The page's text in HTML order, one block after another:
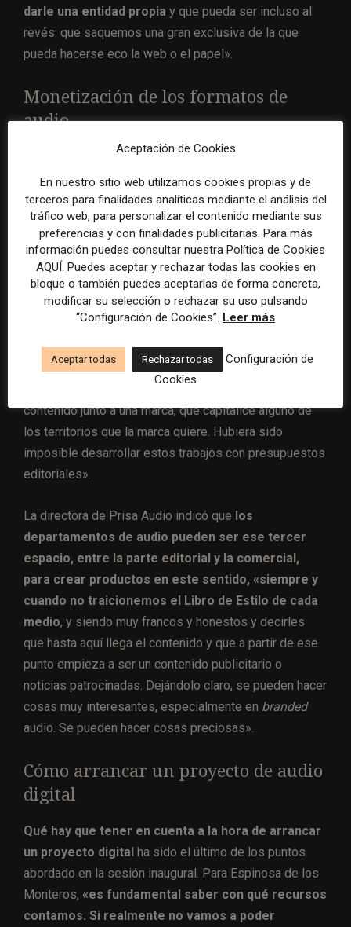
darle una entidad propia y que pueda ser incluso al
revés: que saquemos una gran exclusiva de la que
pueda hacerse eco la web o el papel».
Monetización de los formatos de
audio
La cruz de la moneda en lo que es la expansión del
audio no lineal es la monetización.Aún es complicado
para muchos medios obtener patrocinadores o
anuncios o, en definitiva, comercializar el formato
de audio.
Para Espinosa de los Monteros, no obstante, «muchas
marcas empiezan a entender que el audio es la tercera
revolución de internet, después del texto y las
imágenes. Por ejemplo, en Podium Podcast
desarrollamos toda una línea deaudiobranding
contenido junto a una marca, que capitalice alguno de
los territorios que la marca quiere. Hubiera sido
imposible desarrollar estos trabajos con presupuestos
editoriales».
La directora de Prisa Audio indicó que los
departamentos de audio pueden ser ese tercer
espacio, entre la parte editorial y la comercial,
para crear productos en este sentido, «siempre y
cuando no traicionemos el Libro de Estilo de cada
medio, y siendo muy francos y honestos y decirles
que hasta aquí llega el contenido y que a partir de ese
punto empieza a ser un contenido publicitario o
noticias patrocinadas. Dejándolo claro, se pueden hacer
cosas muy interesantes, especialmente en branded
audio. Se pueden hacer cosas preciosas».
Cómo arrancar un proyecto de audio
digital
Qué hay que tener en cuenta a la hora de arrancar
un proyecto digital ha sido el último de los puntos
abordado en la sesión inaugural. Para Espinosa de los
Monteros, «es fundamental saber con qué recursos
contamos. Si realmente no vamos a poder
Aceptación de Cookies
En nuestro sitio web utilizamos cookies propias y de
terceros para finalidades analíticas mediante el análisis del
tráfico web, para personalizar el contenido mediante sus
preferencias y con finalidades publicitarias. Para más
información puedes consultar nuestra Política de Cookies
AQUÍ. Puedes aceptar y rechazar todas las cookies en
bloque o también puedes aceptarlas de forma concreta,
modificar su selección o rechazar su uso pulsando
“Configuración de Cookies”. Leer más
Aceptar todas Rechazar todas
Configuración de
Cookies